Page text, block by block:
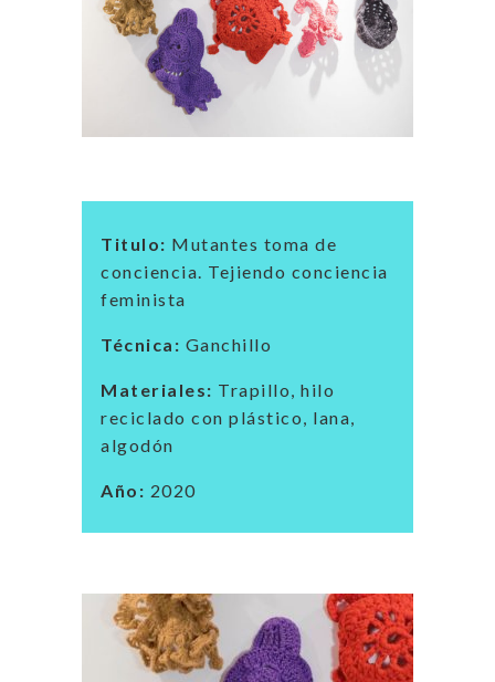
Titulo: Mutantes toma de
conciencia. Tejiendo conciencia
feminista
Técnica: Ganchillo
Materiales: Trapillo, hilo
reciclado con plástico, lana,
algodón
Año: 2020